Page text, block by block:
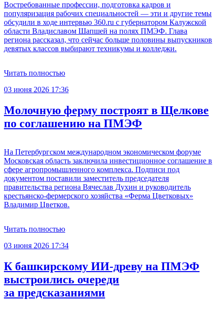
Востребованные профессии, подготовка кадров и
популяризация рабочих специальностей — эти и другие темы
обсудили в ходе интервью 360.ru с губернатором Калужской
области Владиславом Шапшей на полях ПМЭФ. Глава
региона рассказал, что сейчас больше половины выпускников
девятых классов выбирают техникумы и колледжи.
Читать полностью
03 июня 2026 17:36
Молочную ферму построят в Щелкове
по соглашению на ПМЭФ
На Петербургском международном экономическом форуме
Московская область заключила инвестиционное соглашение в
сфере агропромышленного комплекса. Подписи под
документом поставили заместитель председателя
правительства региона Вячеслав Духин и руководитель
крестьянско-фермерского хозяйства «Ферма Цветковых»
Владимир Цветков.
Читать полностью
03 июня 2026 17:34
К башкирскому ИИ-древу на ПМЭФ
выстроились очереди
за предсказаниями